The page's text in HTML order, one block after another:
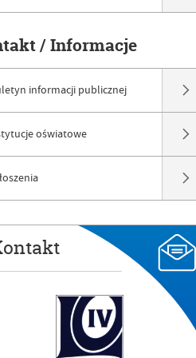
/ Informacje
informacji publicznej
oświatowe